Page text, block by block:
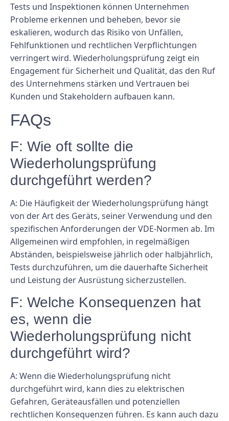
Tests und Inspektionen können Unternehmen
Probleme erkennen und beheben, bevor sie
eskalieren, wodurch das Risiko von Unfällen,
Fehlfunktionen und rechtlichen Verpflichtungen
verringert wird. Wiederholungsprüfung zeigt ein
Engagement für Sicherheit und Qualität, das den Ruf
des Unternehmens stärken und Vertrauen bei
Kunden und Stakeholdern aufbauen kann.
FAQs
F: Wie oft sollte die
Wiederholungsprüfung
durchgeführt werden?
A: Die Häufigkeit der Wiederholungsprüfung hängt
von der Art des Geräts, seiner Verwendung und den
spezifischen Anforderungen der VDE-Normen ab. Im
Allgemeinen wird empfohlen, in regelmäßigen
Abständen, beispielsweise jährlich oder halbjährlich,
Tests durchzuführen, um die dauerhafte Sicherheit
und Leistung der Ausrüstung sicherzustellen.
F: Welche Konsequenzen hat
es, wenn die
Wiederholungsprüfung nicht
durchgeführt wird?
A: Wenn die Wiederholungsprüfung nicht
durchgeführt wird, kann dies zu elektrischen
Gefahren, Geräteausfällen und potenziellen
rechtlichen Konsequenzen führen. Es kann auch dazu